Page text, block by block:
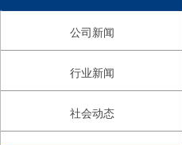
公司新闻
行业新闻
社会动态